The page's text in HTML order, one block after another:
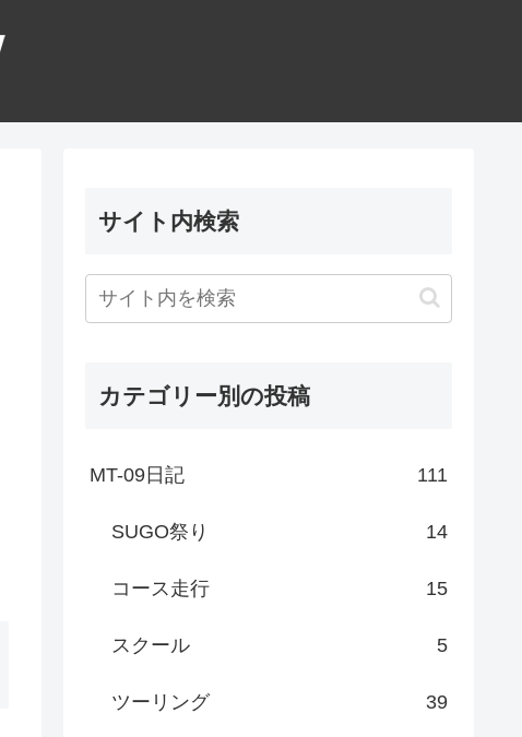
サイト内検索
カテゴリー別の投稿
MT-09日記 111
SUGO祭り 14
コース走行 15
スクール 5
ツーリング 39